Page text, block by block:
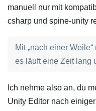
manuell nur mit
csharp und spine-unity
Mit „nach einer
es läuft eine Zeit lang
Ich nehme also an, du
Unity Editor nach